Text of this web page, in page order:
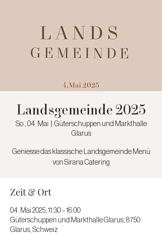
Landsgemeinde 2025
So., 04. Mai
Güterschuppen und Markthalle
Glarus
Geniesse das klassische Landsgemeinde Menü
von Sirana Catering
Zeit & Ort
04. Mai 2025, 11:30 – 16:00
Güterschuppen und Markthalle Glarus, 8750
Glarus, Schweiz